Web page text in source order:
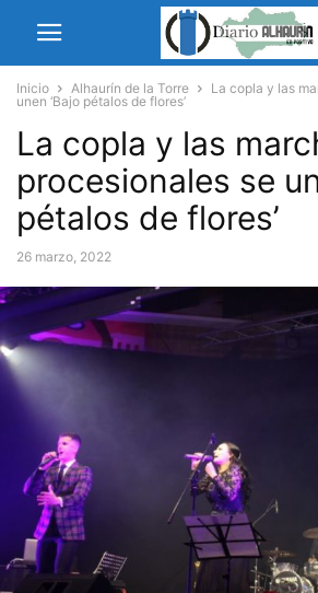
Inicio Alhaurín de la Torre
La copla y las
unen ‘Bajo pétalos de flores’
La copla y las
procesionales se
pétalos de flores’
26 marzo, 2022